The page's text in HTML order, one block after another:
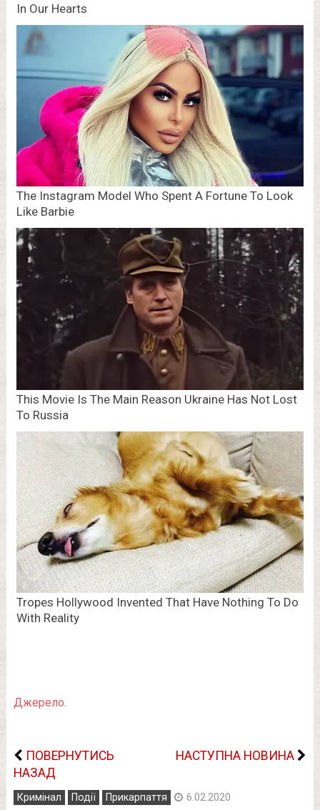
Джерело.
ПОВЕРНУТИСЬ
НАЗАД
НАСТУПНА НОВИНА
Кримінал Події Прикарпаття 6.02.2020